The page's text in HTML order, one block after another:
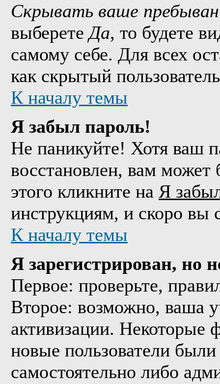
Скрывать ваше
выберетеДа, то будете
самому себе. Для всех
как скрытый
К началу темы
Я забыл пароль!
Не паникуйте! Хотя ваш
восстановлен, вам
этого кликните на Я
инструкциям, и скоро вы
К началу темы
Я зарегистрирован, но
Первое: проверьте,
Второе: возможно, ваша
активизации. Некоторые
новые пользователи
самостоятельно либо